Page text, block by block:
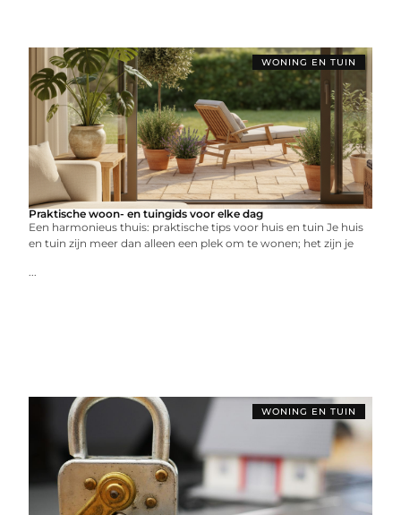
WONING EN TUIN
Praktische woon- en tuingids voor elke dag
Een harmonieus thuis: praktische tips voor huis en tuin Je huis
en tuin zijn meer dan alleen een plek om te wonen; het zijn je
...
WONING EN TUIN